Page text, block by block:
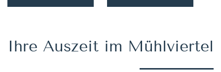
Ihre Auszeit im Mühlviertel